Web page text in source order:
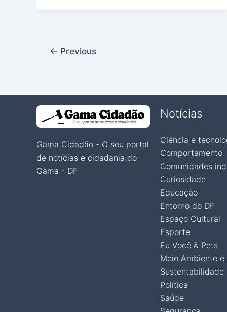
← Previous
Gama Cidadão - O seu portal
de notícias e cidadania do
Gama - DF
Notícias
Ciência e
Comportamento
Comunidades
Curiosidade
Educação
Entorno do DF
Espaço Cultural
Esporte
Eu Você & Pets
Meio Ambiente e
Sustentabilidade
Política
Saúde